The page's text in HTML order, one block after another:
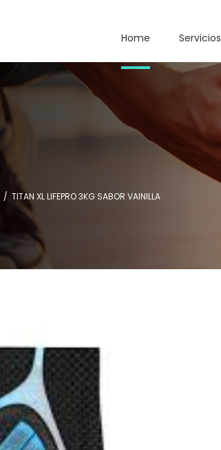
Home Servicios
/ TITAN XL LIFEPRO 3KG SABOR VAINILLA